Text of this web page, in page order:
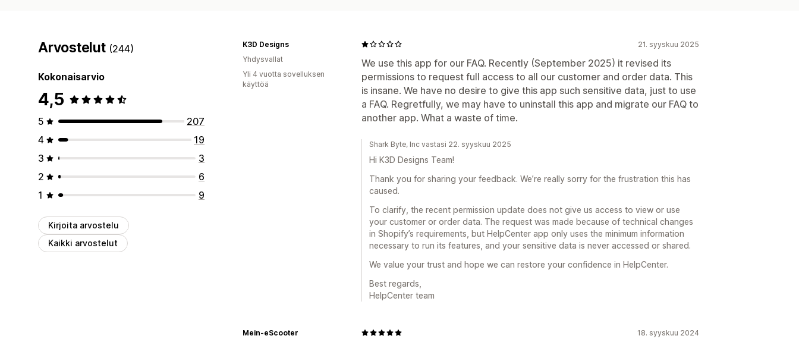
Arvostelut (244)
Kokonaisarvio
4,5
5
207
4
19
3
3
2
6
1
9
Kirjoita arvostelu
Kaikki arvostelut
21. syyskuu 2025
We use this app for our FAQ. Recently (September 2025) it revised its
permissions to request full access to all our customer and order data. This
is insane. We have no desire to give this app such sensitive data, just to use
a FAQ. Regretfully, we may have to uninstall this app and migrate our FAQ to
another app. What a waste of time.
K3D Designs
Yhdysvallat
Yli 4 vuotta sovelluksen
käyttöä
Shark Byte, Inc vastasi 22. syyskuu 2025
Hi K3D Designs Team!
Thank you for sharing your feedback. We’re really sorry for the frustration this has
caused.
To clarify, the recent permission update does not give us access to view or use
your customer or order data. The request was made because of technical changes
in Shopify’s requirements, but HelpCenter app only uses the minimum information
necessary to run its features, and your sensitive data is never accessed or shared.
We value your trust and hope we can restore your confidence in HelpCenter.
Best regards,
HelpCenter team
18. syyskuu 2024
Mein-eScooter